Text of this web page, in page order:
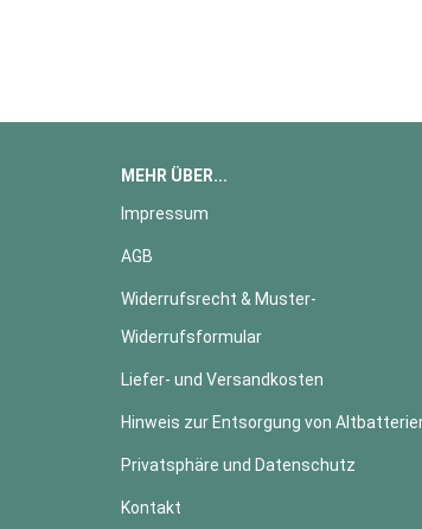
MEHR ÜBER...
Impressum
AGB
Widerrufsrecht & Muster-
Widerrufsformular
Liefer- und Versandkosten
Hinweis zur Entsorgung von
Privatsphäre und Datenschutz
Kontakt